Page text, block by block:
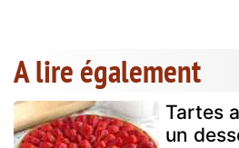
A lire également
Tartes
un